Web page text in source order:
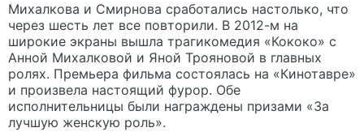
Михалкова и Смирнова сработались настолько, что
через шесть лет все повторили. В 2012-м на
широкие экраны вышла трагикомедия «Кококо» с
Анной Михалковой и Яной Трояновой в главных
ролях. Премьера фильма состоялась на «Кинотавре»
и произвела настоящий фурор. Обе
исполнительницы были награждены призами «За
лучшую женскую роль».